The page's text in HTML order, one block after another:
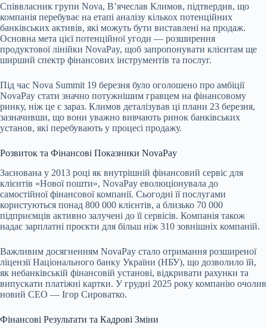
Співвласник групи Nova, В’ячеслав Климов, підтвердив, що
компанія перебуває на етапі аналізу кількох потенційних
банківських активів, які можуть бути виставлені на продаж.
Основна мета цієї потенційної угоди — розширення
продуктової лінійки NovaPay, щоб запропонувати клієнтам ще
ширший спектр фінансових інструментів та послуг.
Під час Nova Summit 19 березня було оголошено про амбіції
NovaPay стати значно потужнішим гравцем на фінансовому
ринку, ніж це є зараз. Климов деталізував ці плани 23 березня,
зазначивши, що вони уважно вивчають ринок банківських
установ, які перебувають у процесі продажу.
Розвиток та Фінансові Показники NovaPay
Заснована у 2013 році як внутрішній фінансовий сервіс для
клієнтів «Нової пошти», NovaPay еволюціонувала до
самостійної фінансової компанії. Сьогодні її послугами
користуються понад 800 000 клієнтів, а близько 70 000
підприємців активно залучені до її сервісів. Компанія також
надає зарплатні проєкти для більш ніж 310 зовнішніх компаній.
Важливим досягненням NovaPay стало отримання розширеної
ліцензії Національного банку України (НБУ), що дозволило їй,
як небанківській фінансовій установі, відкривати рахунки та
випускати платіжні картки. У грудні 2025 року компанію очолив
новий СЕО — Ігор Сироватко.
Фінансові Результати та Кадрові Зміни